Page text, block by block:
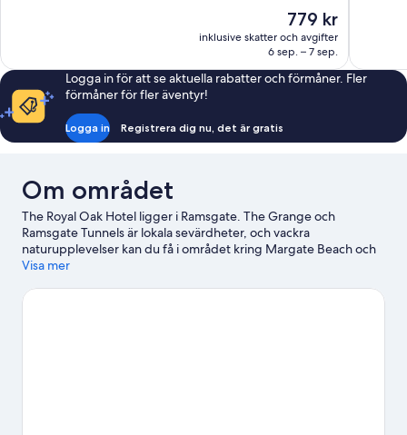
Priset
är
779 kr
779 kr
inklusive skatter och avgifter
6 sep. – 7 sep.
1 002
Logga in för att se aktuella rabatter och förmåner. Fler
förmåner för fler äventyr!
Logga in Registrera dig nu, det är gratis
Om området
The Royal Oak Hotel ligger i Ramsgate. The Grange och
Ramsgate Tunnels är lokala sevärdheter, och vackra
naturupplevelser kan du få i området kring Margate Beach och
Pegwell Bay Country Park. Family Amusements - Ramsgate
Passa på att utforska området med vattenaktiviteter som fiske.
Visa mer